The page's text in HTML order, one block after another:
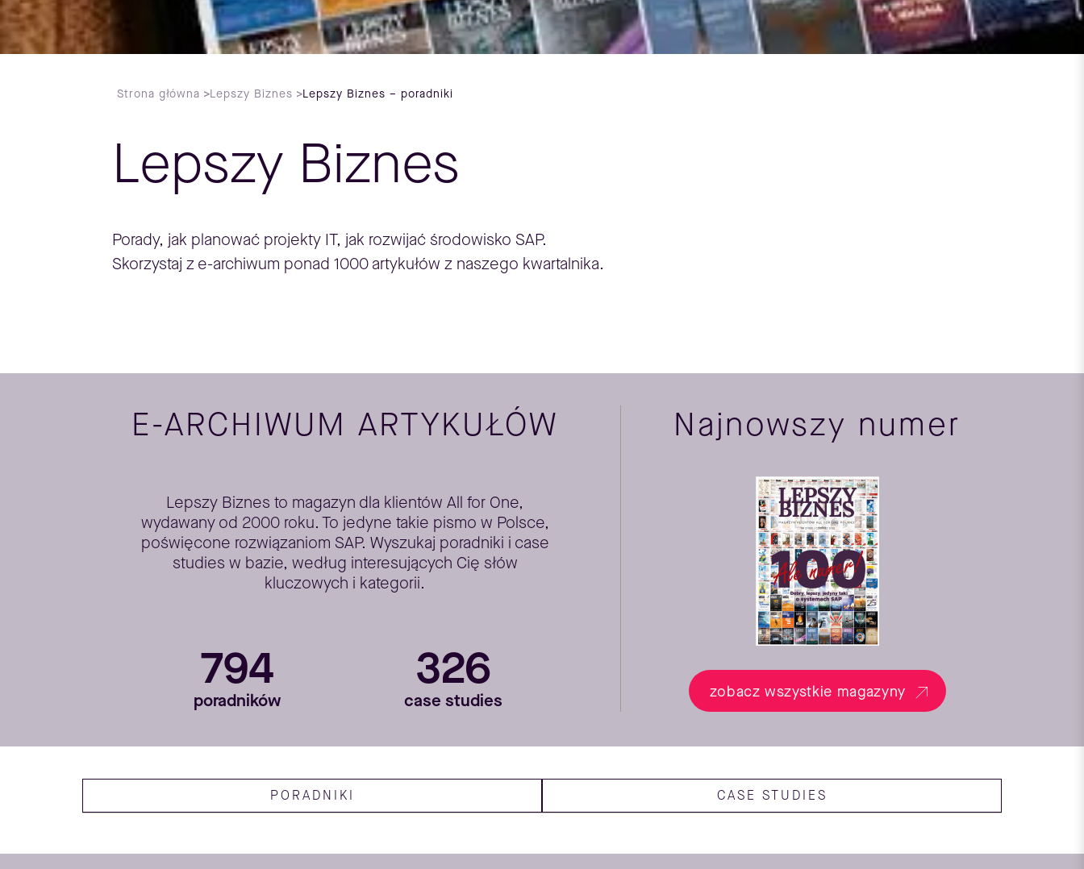
Strona główna >Lepszy Biznes >Lepszy Biznes – poradniki
Lepszy Biznes
Porady, jak planować projekty IT, jak rozwijać środowisko SAP.
Skorzystaj z e-archiwum ponad 1000 artykułów z naszego kwartalnika.
E-ARCHIWUM ARTYKUŁÓW
Lepszy Biznes to magazyn dla klientów All for One,
wydawany od 2000 roku. To jedyne takie pismo w Polsce,
poświęcone rozwiązaniom SAP. Wyszukaj poradniki i case
studies w bazie, według interesujących Cię słów
kluczowych i kategorii.
794
poradników
326
case studies
Najnowszy numer
zobacz wszystkie magazyny
PORADNIKI CASE STUDIES